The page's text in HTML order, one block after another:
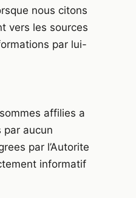
nous citons
vers les sources
par lui-
affilies a
par aucun
par l’Autorite
informatif